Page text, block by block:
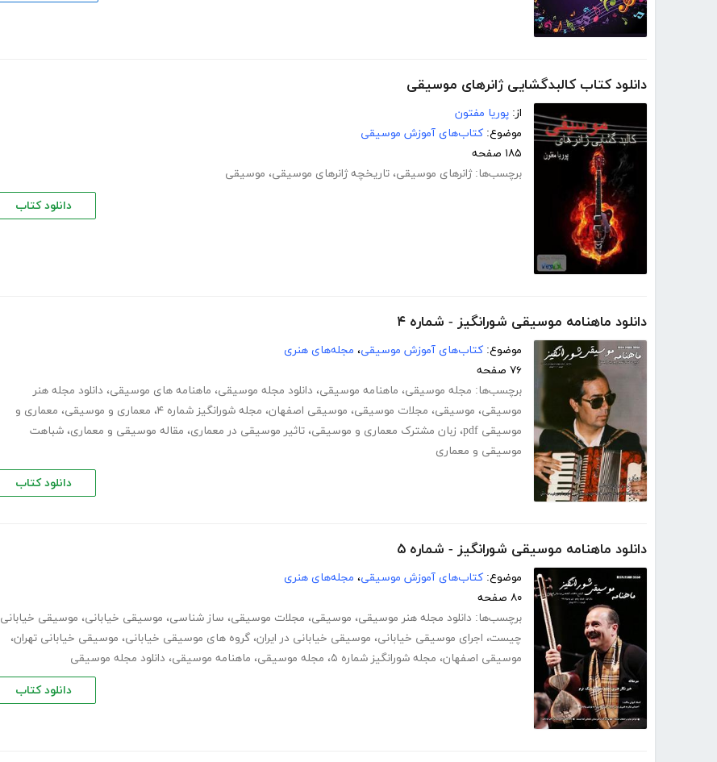
دانلود کتاب کالبدگشایی ژانرهای موسیقی
از: پوریا مفتون
موضوع: کتاب‌های آموزش موسیقی
۱۸۵ صفحه
برچسب‌ها:ژانرهای موسیقی، تاریخچه ژانرهای موسیقی، موسیقی
دانلود کتاب
دانلود ماهنامه موسیقی شورانگیز - شماره ۴
موضوع: کتاب‌های آموزش موسیقی، مجله‌های هنری
۷۶ صفحه
برچسب‌ها: مجله موسیقی، ماهنامه موسیقی، دانلود مجله موسیقی، ماهنامه های موسیقی، دانلود مجله هنر
موسیقی، موسیقی، مجلات موسیقی، موسیقی اصفهان، مجله شورانگیز شماره ۴ ، معماری و موسیقی، معماری و
موسیقی pdf
، زبان مشترک معماری و موسیقی، تاثیر موسیقی در معماری، مقاله موسیقی و معماری، شباهت
موسیقی و معماری
دانلود کتاب
دانلود ماهنامه موسیقی شورانگیز - شماره ۵
موضوع: کتاب‌های آموزش موسیقی، مجله‌های هنری
۸۰ صفحه
برچسب‌ها: دانلود مجله هنر موسیقی، موسیقی، مجلات موسیقی، ساز شناسی، موسیقی خیابانی، موسیقی خیابانی
چیست، اجرای موسیقی خیابانی، موسیقی خیابانی در ایران، گروه های موسیقی خیابانی، موسیقی خیابانی تهران،
موسیقی اصفهان، مجله شورانگیز شماره ۵ ، مجله موسیقی، ماهنامه موسیقی، دانلود مجله موسیقی
دانلود کتاب